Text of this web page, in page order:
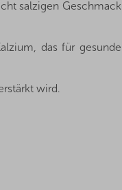
salzigen Geschmack
das für gesunde
wird.